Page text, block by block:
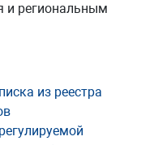
и региональным